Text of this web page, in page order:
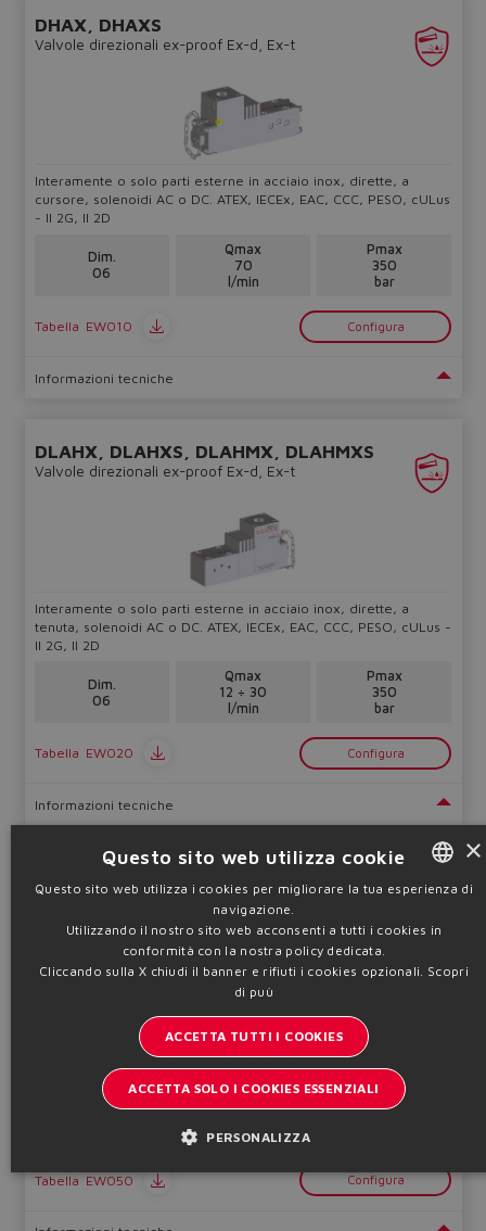
lost.
Yes
DHAX, DHAXS
Valvole direzionali ex-proof Ex-d, Ex-t
Interamente o solo parti esterne in acciaio inox, dirette, a
cursore, solenoidi AC o DC. ATEX, IECEx, EAC, CCC, PESO, cULus
- II 2G, II 2D
Dim.
06
Qmax
70
l/min
Pmax
350
bar
Tabella EW010 Configura
Informazioni tecniche
DLAHX, DLAHXS, DLAHMX, DLAHMXS
Valvole direzionali ex-proof Ex-d, Ex-t
Interamente o solo parti esterne in acciaio inox, dirette, a
tenuta, solenoidi AC o DC. ATEX, IECEx, EAC, CCC, PESO, cULus -
II 2G, II 2D
Dim.
06
Qmax
12 ÷ 30
l/min
Pmax
350
bar
Tabella EW020 Configura
Informazioni tecniche
Valvole direzionali ex-proof Ex-d, Ex-t
Interamente o solo parti esterne in acciaio inox, pilotate, a
tenuta, solenoidi AC o DC. ATEX, IECEx, EAC, CCC, PESO, cULus -
Dim.
l/min
Pmax
Tabella EW050 Configura
GERMAN
×
Questo sito web utilizza cookie
Questo sito web utilizza i cookies per migliorare la tua esperienza di
navigazione.
Utilizzando il nostro sito web acconsenti a tutti i cookies in
conformità con la nostra policy dedicata.
Cliccando sulla X chiudi il banner e rifiuti i cookies opzionali. Scopri
di puù
ACCETTA TUTTI I COOKIES
ACCETTA SOLO I COOKIES ESSENZIALI
PERSONALIZZA